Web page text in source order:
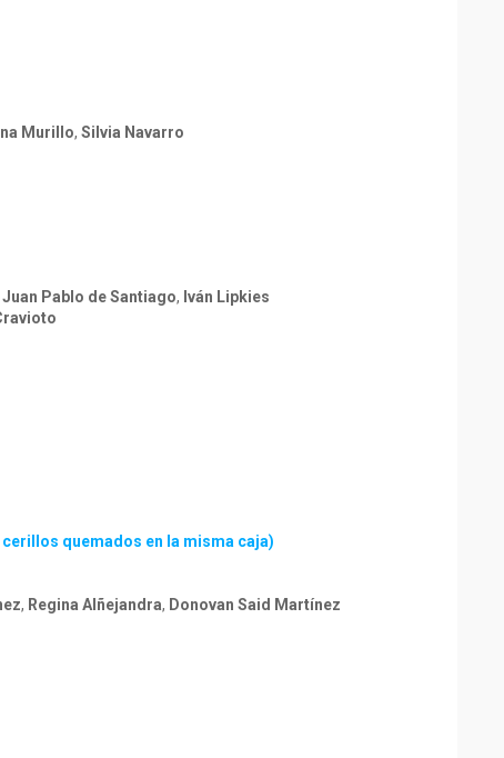
Murillo, Silvia Navarro
Juan Pablo de Santiago, Iván Lipkies
quemados en la misma caja)
, Regina Alñejandra, Donovan Said Martínez